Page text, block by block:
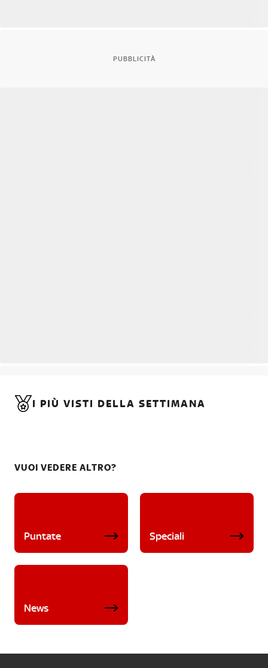
PUBBLICITÀ
I PIÙ VISTI DELLA SETTIMANA
VUOI VEDERE ALTRO?
Puntate Speciali
News